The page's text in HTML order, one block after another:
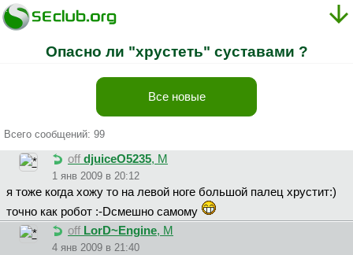
Опасно ли "хрустеть" суставами ?
Все новые
Всего сообщений: 99
off djuiceO5235, М
1 янв 2009 в 20:12
я тоже когда хожу то на левой ноге большой палец хрустит:)
точно как робот :-Dсмешно самому
off LorD~Engine, М
4 янв 2009 в 21:40